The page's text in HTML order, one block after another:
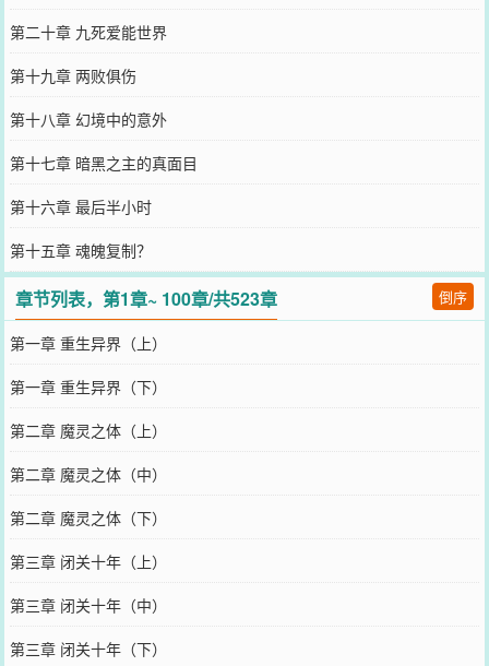
第二十章 九死爱能世界
第十九章 两败俱伤
第十八章 幻境中的意外
第十七章 暗黑之主的真面目
第十六章 最后半小时
第十五章 魂魄复制？
章节列表，第1章~ 100章/共523章 倒序
第一章 重生异界（上）
第一章 重生异界（下）
第二章 魔灵之体（上）
第二章 魔灵之体（中）
第二章 魔灵之体（下）
第三章 闭关十年（上）
第三章 闭关十年（中）
第三章 闭关十年（下）